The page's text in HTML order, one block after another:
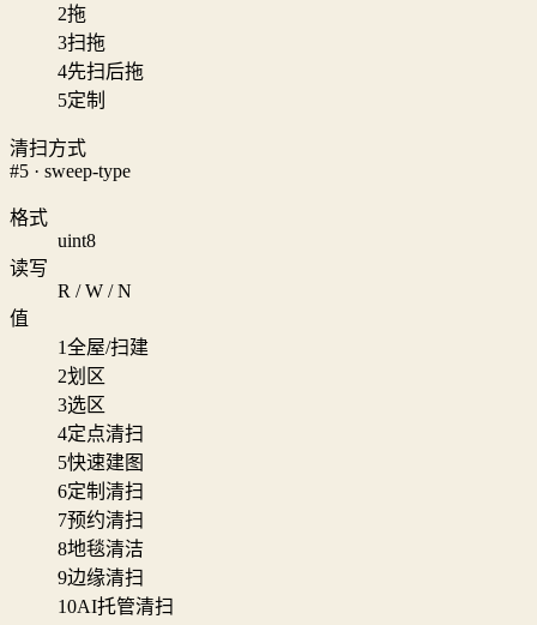
2拖
3扫拖
4先扫后拖
5定制
清扫方式
#5 · sweep-type
格式
uint8
读写
R / W / N
值
1全屋/扫建
2划区
3选区
4定点清扫
5快速建图
6定制清扫
7预约清扫
8地毯清洁
9边缘清扫
10AI托管清扫